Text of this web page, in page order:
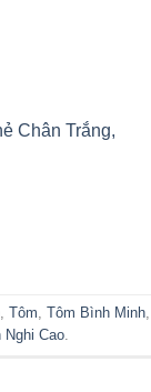
Chân Trắng,
,Tôm,Tôm Bình Minh,
Nghi Cao.